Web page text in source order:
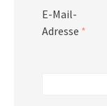
E-Mail-
Adresse *